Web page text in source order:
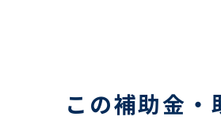
この補助金